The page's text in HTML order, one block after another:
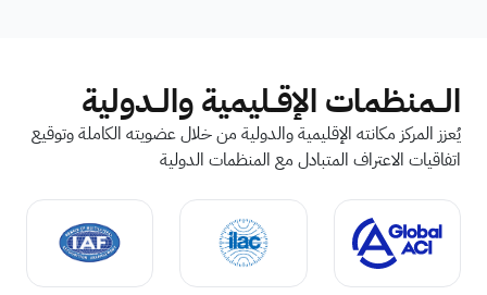
الــمنظمات الإقــليمية والــدولية
يُعزز المركز مكانته الإقليمية والدولية من خلال عضويته الكاملة وتوقيع
اتفاقيات الاعتراف المتبادل مع المنظمات الدولية